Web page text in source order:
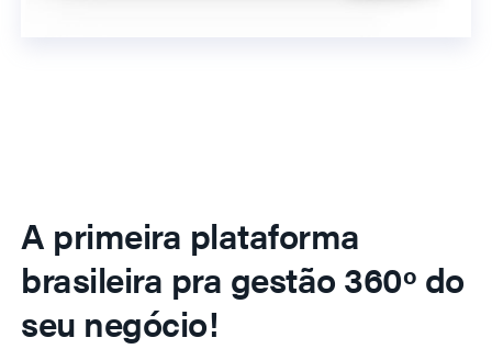
A primeira plataforma
brasileira pra gestão 360º do
seu negócio!